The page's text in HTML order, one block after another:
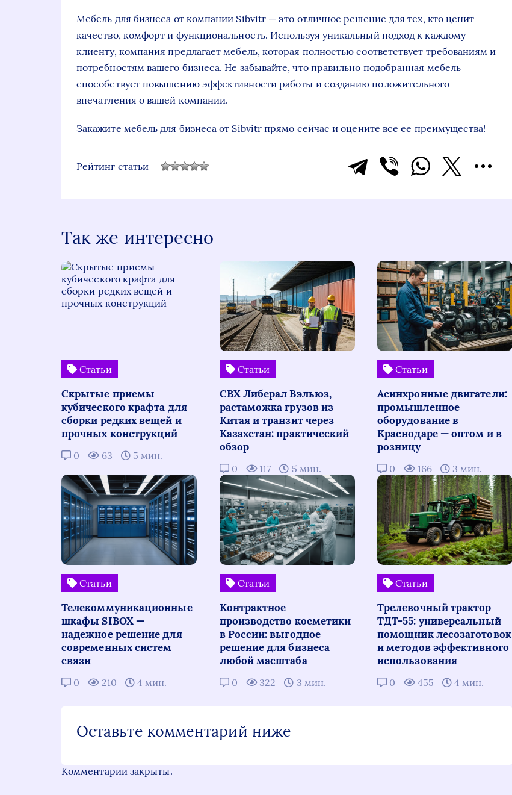
Мебель для бизнеса от компании Sibvitr — это отличное решение для тех, кто ценит
качество, комфорт и функциональность. Используя уникальный подход к каждому
клиенту, компания предлагает мебель, которая полностью соответствует требованиям и
потребностям вашего бизнеса. Не забывайте, что правильно подобранная мебель
способствует повышению эффективности работы и созданию положительного
впечатления о вашей компании.
Закажите мебель для бизнеса от Sibvitr прямо сейчас и оцените все ее преимущества!
Рейтинг статьи
Так же интересно
Статьи
Скрытые приемы
кубического крафта для
сборки редких вещей и
прочных конструкций
0 63 5 мин.
Статьи
СВХ Либерал Вэльюз,
растаможка грузов из
Китая и транзит через
Казахстан: практический
обзор
0 117 5 мин.
Статьи
Асинхронные двигатели:
промышленное
оборудование в
Краснодаре — оптом и в
розницу
0 166 3 мин.
Статьи
Телекоммуникационные
шкафы SIBOX —
надежное решение для
современных систем
связи
0 210 4 мин.
Статьи
Контрактное
производство косметики
в России: выгодное
решение для бизнеса
любой масштаба
0 322 3 мин.
Статьи
Трелевочный трактор
ТДТ-55: универсальный
помощник лесозаготовок
и методов эффективного
использования
0 455 4 мин.
Оставьте комментарий ниже
Комментарии закрыты.